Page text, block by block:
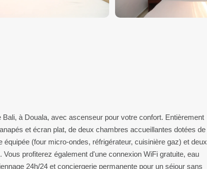
à Douala, avec ascenseur pour votre confort. Entièrement
et écran plat, de deux chambres accueillantes dotées de
(four micro-ondes, réfrigérateur, cuisinière gaz) et deux
profiterez également d'une connexion WiFi gratuite, eau
24h/24 et conciergerie permanente pour un séjour sans